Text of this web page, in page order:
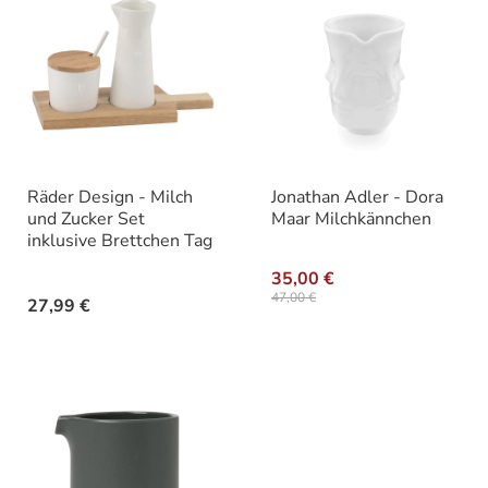
Räder Design - Milch
und Zucker Set
inklusive Brettchen Tag
27,99 €
Jonathan Adler - Dora
Maar Milchkännchen
35,00 €
47,00 €